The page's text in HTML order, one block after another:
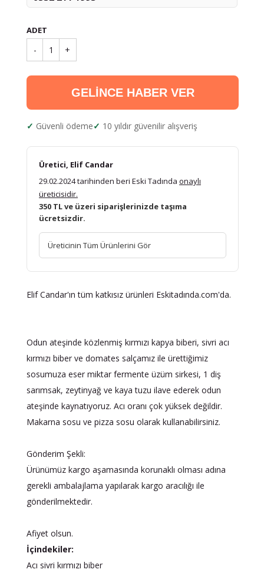
ADET
- 1 +
GELİNCE HABER VER
Güvenli ödeme 10 yıldır güvenilir alışveriş
Üretici, Elif Candar
29.02.2024 tarihinden beri Eski Tadında onaylı
üreticisidir.
350 TL ve üzeri siparişlerinizde taşıma
ücretsizdir.
Üreticinin Tüm Ürünlerini Gör
Elif Candar'ın tüm katkısız ürünleri Eskitadında.com'da.
Odun ateşinde közlenmiş kırmızı kapya biberi, sivri acı
kırmızı biber ve domates salçamız ile ürettiğimiz
sosumuza eser miktar fermente üzüm sirkesi, 1 diş
sarımsak, zeytinyağ ve kaya tuzu ilave ederek odun
ateşinde kaynatıyoruz. Acı oranı çok yüksek değildir.
Makarna sosu ve pizza sosu olarak kullanabilirsiniz.
Gönderim Şekli:
Ürünümüz kargo aşamasında korunaklı olması adına
gerekli ambalajlama yapılarak kargo aracılığı ile
gönderilmektedir.
Afiyet olsun.
İçindekiler:
Acı sivri kırmızı biber